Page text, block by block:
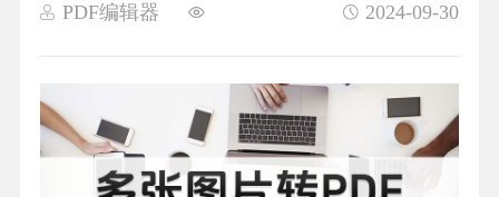
PDF编辑器 2024-09-30